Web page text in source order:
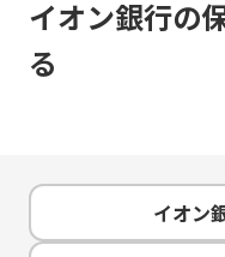
イオン銀行の
る
イオン